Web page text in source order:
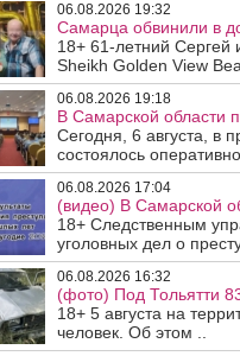
06.08.2026 19:32
Самарца обвинили в
18+ 61-летний Сергей
Sheikh Golden View
06.08.2026 19:18
В Самарской области
Сегодня, 6 августа, в
состоялось
06.08.2026 17:04
(видео) В Самарской
18+ Следственным
уголовных дел о
06.08.2026 16:32
(фото) Под Тольятти
18+ 5 августа на
человек. Об этом ..